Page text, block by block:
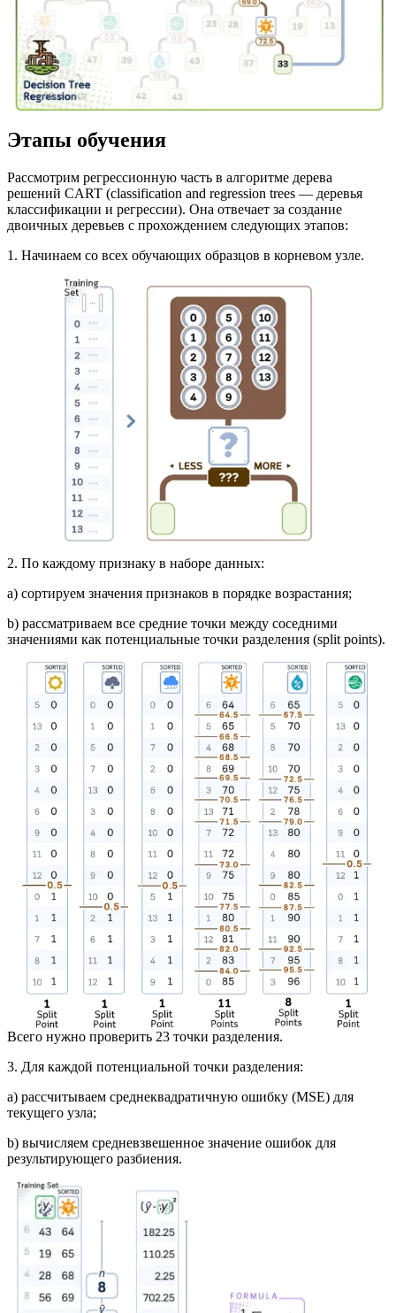
Этапы обучения
Рассмотрим регрессионную часть в алгоритме дерева
решений CART (classification and regression trees — деревья
классификации и регрессии). Она отвечает за создание
двоичных деревьев с прохождением следующих этапов:
1. Начинаем со всех обучающих образцов в корневом узле.
2. По каждому признаку в наборе данных:
a) сортируем значения признаков в порядке возрастания;
b) рассматриваем все средние точки между соседними
значениями как потенциальные точки разделения (split points).
Всего нужно проверить 23 точки разделения.
3. Для каждой потенциальной точки разделения:
a) рассчитываем среднеквадратичную ошибку (MSE) для
текущего узла;
b) вычисляем средневзвешенное значение ошибок для
результирующего разбиения.